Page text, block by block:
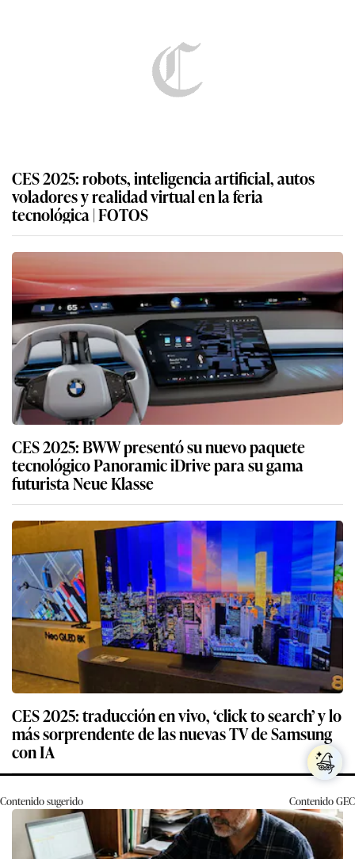
CES 2025: robots, inteligencia artificial, autos
voladores y realidad virtual en la feria
tecnológica | FOTOS
CES 2025: BWW presentó su nuevo paquete
tecnológico Panoramic iDrive para su gama
futurista Neue Klasse
CES 2025: traducción en vivo, ‘click to search’ y lo
más sorprendente de las nuevas TV de Samsung
con IA
Contenido sugerido ContenidoGEC